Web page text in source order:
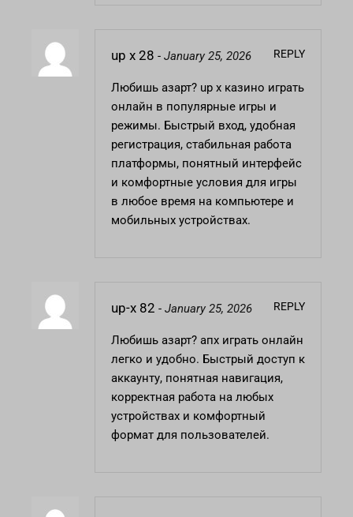
up x 28 - January 25, 2026 REPLY
Любишь азарт? up x казино играть
онлайн в популярные игры и
режимы. Быстрый вход, удобная
регистрация, стабильная работа
платформы, понятный интерфейс
и комфортные условия для игры
в любое время на компьютере и
мобильных устройствах.
up-x 82 - January 25, 2026 REPLY
Любишь азарт? апх играть онлайн
легко и удобно. Быстрый доступ к
аккаунту, понятная навигация,
корректная работа на любых
устройствах и комфортный
формат для пользователей.